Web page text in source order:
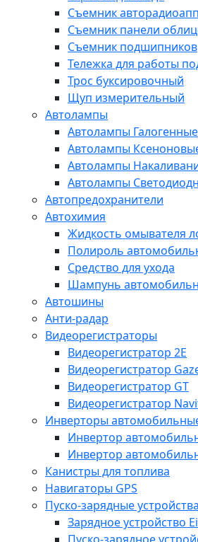
Съемник
Съемник панели
Съемник подшипников
Тележка для работы
Трос буксировочный
Щуп измерительный
Автолампы
Автолампы Галогенные
Автолампы
Автолампы
Автолампы
Автопредохранители
Автохимия
Жидкость омывателя
Полироль
Средство для ухода
Шампунь
Автошины
Анти-радар
Видеорегистраторы
Видеорегистратор 2E
Видеорегистратор
Видеорегистратор GT
Видеорегистратор
Инверторы
Инвертор
Инвертор
Канистры для топлива
Навигаторы GPS
Пуско-зарядные устройства
Зарядное устройство